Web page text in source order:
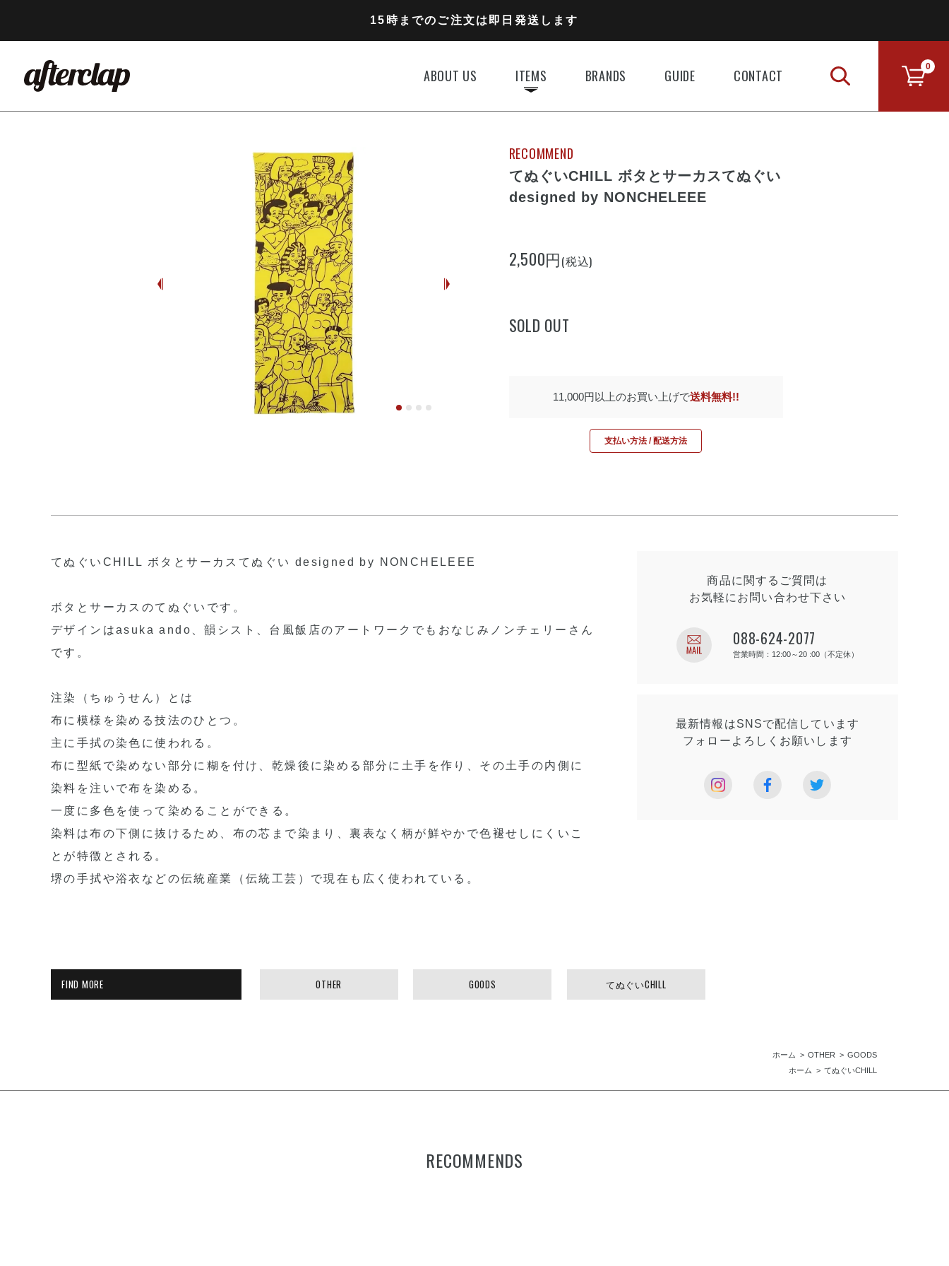
15時までのご注文は即日発送します
ABOUT US ITEMS BRANDS GUIDE CONTACT
0
RECOMMEND
てぬぐいCHILL ボタとサーカスてぬぐい
designed by NONCHELEEE
2,500円(税込)
SOLD OUT
11,000円以上のお買い上げで送料無料!!
支払い方法 / 配送方法
てぬぐいCHILL ボタとサーカスてぬぐい designed by NONCHELEEE
ボタとサーカスのてぬぐいです。
デザインはasuka ando、韻シスト、台風飯店のアートワークでもおなじみノンチェリーさん
です。
注染（ちゅうせん）とは
布に模様を染める技法のひとつ。
主に手拭の染色に使われる。
布に型紙で染めない部分に糊を付け、乾燥後に染める部分に土手を作り、その土手の内側に
染料を注いで布を染める。
一度に多色を使って染めることができる。
染料は布の下側に抜けるため、布の芯まで染まり、裏表なく柄が鮮やかで色褪せしにくいこ
とが特徴とされる。
堺の手拭や浴衣などの伝統産業（伝統工芸）で現在も広く使われている。
商品に関するご質問は
お気軽にお問い合わせ下さい
088-624-2077
営業時間：12:00～20 :00（不定休）
最新情報はSNSで配信しています
フォローよろしく お願いします
FIND MORE OTHER GOODS てぬぐいCHILL
ホーム OTHER
GOODS
ホーム
てぬぐいCHILL
RECOMMENDS